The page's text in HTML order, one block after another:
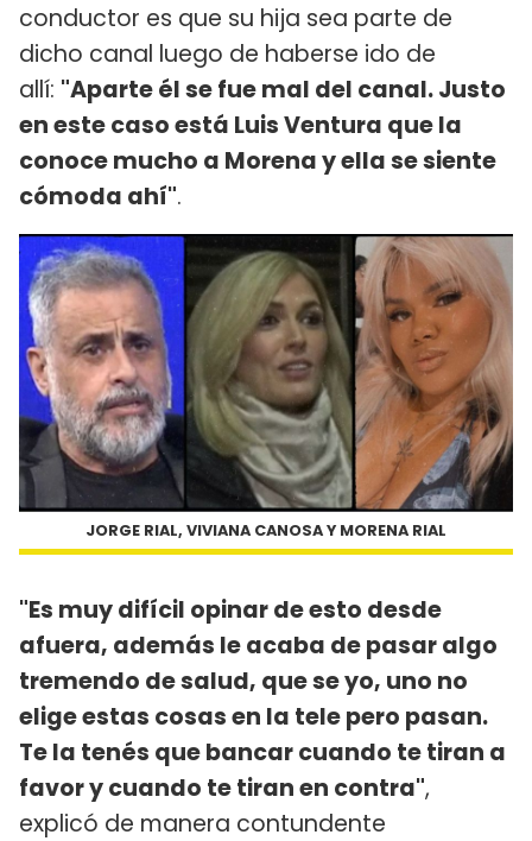
conductor es que su hija sea parte de
dicho canal luego de haberse ido de
allí: "Aparte él se fue mal del canal. Justo
en este caso está Luis Ventura que la
conoce mucho a Morena y ella se siente
cómoda ahí".
JORGE RIAL, VIVIANA CANOSA Y MORENA RIAL
"Es muy difícil opinar de esto desde
afuera, además le acaba de pasar algo
tremendo de salud, que se yo, uno no
elige estas cosas en la tele pero pasan.
Te la tenés que bancar cuando te tiran a
favor y cuando te tiran en contra",
explicó de manera contundente